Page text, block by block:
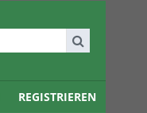
REGISTRIEREN